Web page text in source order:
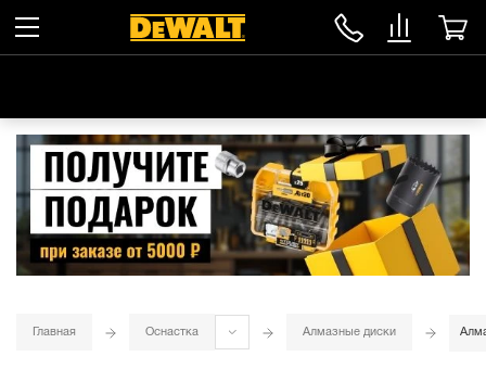
Главная Оснастка Алмазные диски